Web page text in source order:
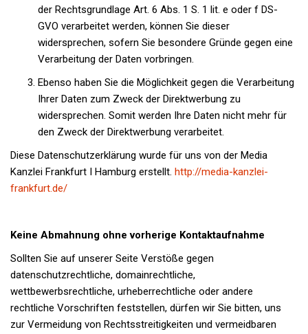
der Rechtsgrundlage Art. 6 Abs. 1 S. 1 lit. e oder f DS-
GVO verarbeitet werden, können Sie dieser
widersprechen, sofern Sie besondere Gründe gegen eine
Verarbeitung der Daten vorbringen.
Ebenso haben Sie die Möglichkeit gegen die Verarbeitung
Ihrer Daten zum Zweck der Direktwerbung zu
widersprechen. Somit werden Ihre Daten nicht mehr für
den Zweck der Direktwerbung verarbeitet.
Diese Datenschutzerklärung wurde für uns von der Media
Kanzlei Frankfurt I Hamburg erstellt. http://media-kanzlei-
frankfurt.de/
Keine Abmahnung ohne vorherige Kontaktaufnahme
Sollten Sie auf unserer Seite Verstöße gegen
datenschutzrechtliche, domainrechtliche,
wettbewerbsrechtliche, urheberrechtliche oder andere
rechtliche Vorschriften feststellen, dürfen wir Sie bitten, uns
zur Vermeidung von Rechtsstreitigkeiten und vermeidbaren